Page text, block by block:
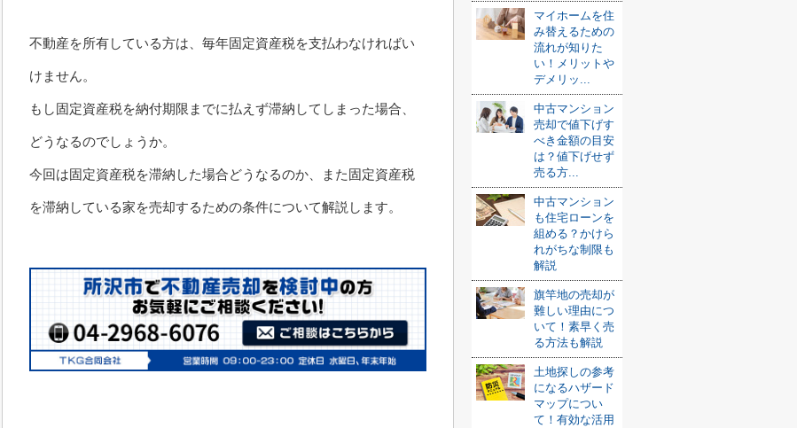
不動産を所有している方は、毎年固定資産税を支払わなければい
けません。
もし固定資産税を納付期限までに払えず滞納してしまった場合、
どうなるのでしょうか。
今回は固定資産税を滞納した場合どうなるのか、また固定資産税
を滞納している家を売却するための条件について解説します。
マイホームを住
み替えるための
流れが知りた
い！メリットや
デメリッ...
中古マンション
売却で値下げす
べき金額の目安
は？値下げせず
売る方...
中古マンション
も住宅ローンを
組める？かけら
れがちな制限も
解説
旗竿地の売却が
難しい理由につ
いて！素早く売
る方法も解説
土地探しの参考
になるハザード
マップについ
て！有効な活用